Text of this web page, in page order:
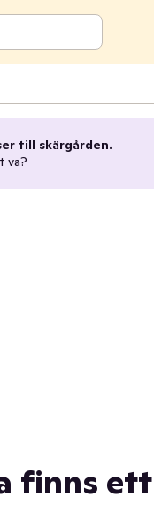
till skärgården.
va?
finns